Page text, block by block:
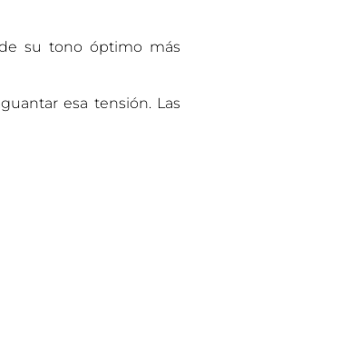
su tono óptimo más
esa tensión. Las